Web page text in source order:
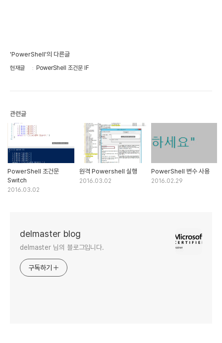
'PowerShell'의 다른글
현재글 PowerShell 조건문 IF
관련글
PowerShell 조건문
Switch
2016.03.02
원격 Powershell 실행
2016.03.02
PowerShell 변수 사용
2016.02.29
delmaster blog
delmaster 님의 블로그입니다.
구독하기